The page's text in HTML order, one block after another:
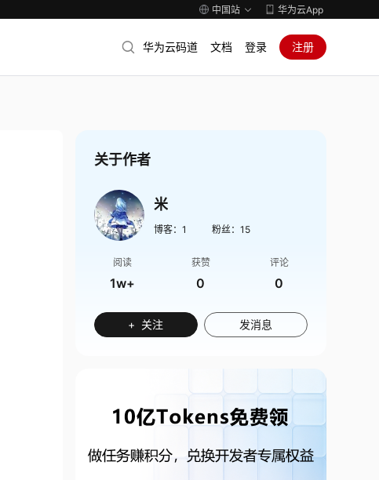
中国站 华为云App
华为云码道 文档 登录 注册
关于作者
米
博客： 1 粉丝： 15
阅读
1w+
获赞
0
评论
0
+ 关注 发消息